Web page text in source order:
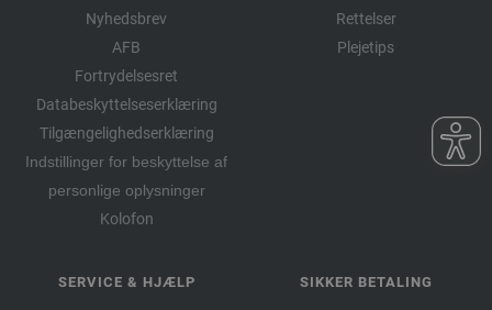
Nyhedsbrev
AFB
Fortrydelsesret
Databeskyttelseserklæring
Tilgængelighedserklæring
Indstillinger for beskyttelse af
personlige oplysninger
Kolofon
Rettelser
Plejetips
SERVICE & HJÆLP SIKKER BETALING